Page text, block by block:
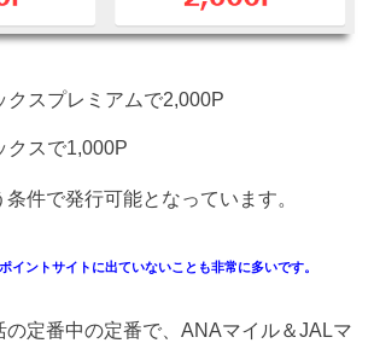
クスプレミアムで2,000P
クスで1,000P
件で発行可能となっています。
イントサイトに出ていないことも非常に多いです。
の定番中の定番で、ANAマイル＆JALマ